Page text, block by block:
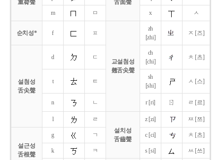
重脣聲
舌面聲
m ㅁ x ㅅ
순치성* f ㅍ
교설첨성
翹舌尖聲
zh
[zhi]
ㅈ [즈]
설첨성
舌尖聲
d ㄷ
ch
[chi]
ㅊ [츠]
t ㅌ
sh
[shi]
ㅅ [스]
n ㄴ r [ri] ㄖ ㄹ [르]
l
ㄹ
설치성
舌齒聲
z [zi] ㅉ [쯔]
설근성
舌根聲
g ㄱ c [ci] ㅊ [츠]
k ㅋ s [si] ㅆ [쓰]